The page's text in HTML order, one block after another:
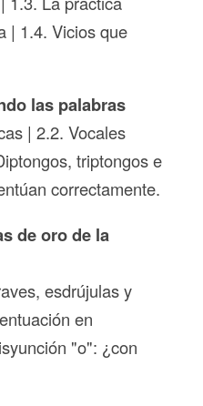
| 1.4. Vicios que
las palabras
| 2.2. Vocales
triptongos e
correctamente.
de oro de la
esdrújulas y
en
"o": ¿con